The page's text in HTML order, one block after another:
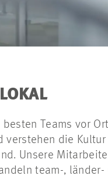
Teams vor
verstehen die
Unsere
team-, länder-